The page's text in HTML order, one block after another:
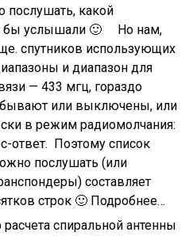
послушать, какой
бы услышали 🙂 Но нам,
спутников использующих
и диапазон для
— 433 мгц, гораздо
бывают или выключены, или
в режим радиомолчания:
ответ. Поэтому список
послушать (или
составляет
строк 🙂 Подробнее…